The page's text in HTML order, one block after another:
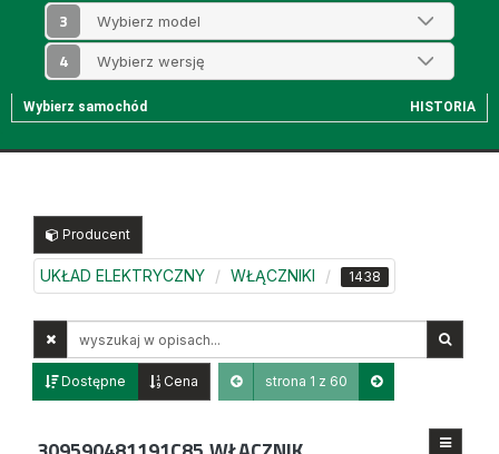
3
4
Wybierz samochód HISTORIA
Producent
UKŁAD ELEKTRYCZNY WŁĄCZNIKI 1438
opisach
Dostępne Cena strona 1 z 60